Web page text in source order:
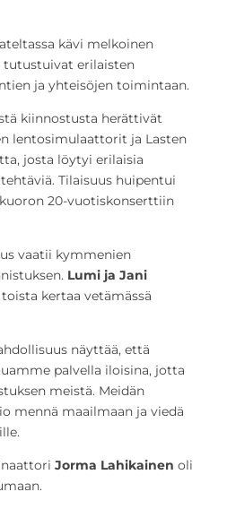
kävi melkoinen
tutustuivat erilaisten
ja yhteisöjen toimintaan.
kiinnostusta herättivät
lentosimulaattorit ja Lasten
josta löytyi erilaisia
Tilaisuus huipentui
20-vuotiskonserttiin
vaatii kymmenien
Lumi ja Jani
kertaa vetämässä
näyttää, että
palvella iloisina, jotta
meistä. Meidän
mennä maailmaan ja viedä
Jorma Lahikainen oli